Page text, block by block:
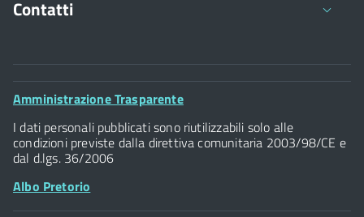
Contatti
Comune di Firenze
Palazzo Vecchio
Piazza della Signoria - 50122, Firenze
P.IVA 01307110484
Footer
Amministrazione Trasparente
I dati personali pubblicati sono riutilizzabili solo alle
condizioni previste dalla direttiva comunitaria 2003/98/CE e
dal d.lgs. 36/2006
Albo Pretorio